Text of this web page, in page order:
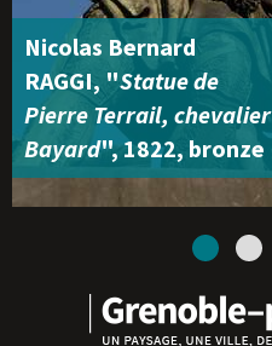
Nicolas Bernard
RAGGI, "Statue de
Pierre Terrail, chevalier
Bayard", 1822, bronze